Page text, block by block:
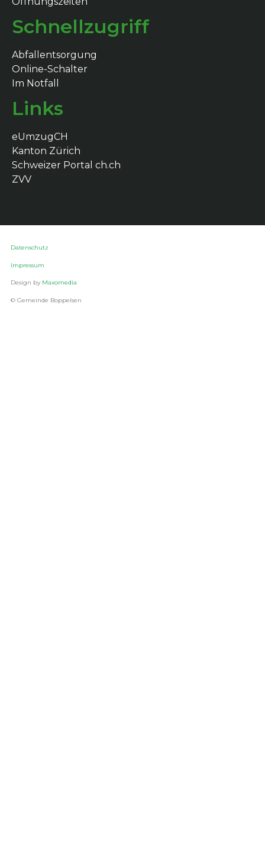
Schnellzugriff
Abfallentsorgung
Online-Schalter
Im Notfall
Links
eUmzugCH
Kanton Zürich
Schweizer Portal ch.ch
ZVV
Datenschutz
Impressum
Design by Maxomedia
© Gemeinde Boppelsen